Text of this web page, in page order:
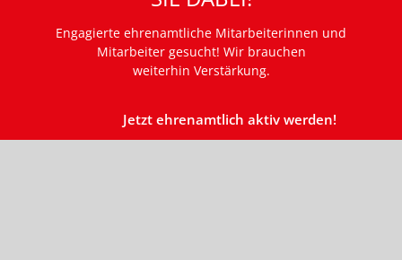
Engagierte ehrenamtliche Mitarbeiterinnen und
Mitarbeiter gesucht! Wir brauchen
weiterhin Verstärkung.
Jetzt ehrenamtlich aktiv werden!